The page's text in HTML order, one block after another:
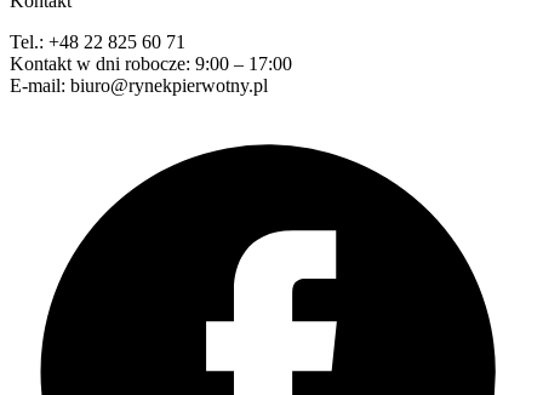
Tel.: +48 22 825 60 71
Kontakt w dni robocze: 9:00 – 17:00
E-mail: biuro@rynekpierwotny.pl